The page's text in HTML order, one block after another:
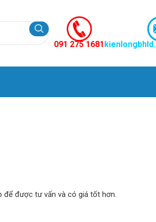
091 275 1681
để được tư vấn và có giá tốt hơn.